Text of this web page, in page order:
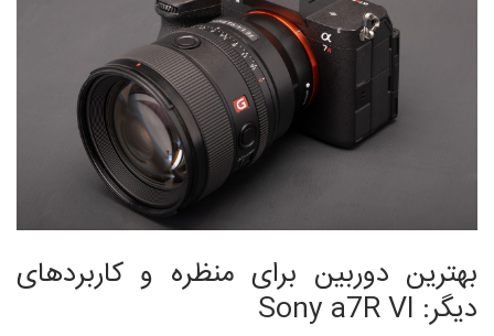
بهترین دوربین برای منظره و کاربردهای
دیگر: Sony a7R VI